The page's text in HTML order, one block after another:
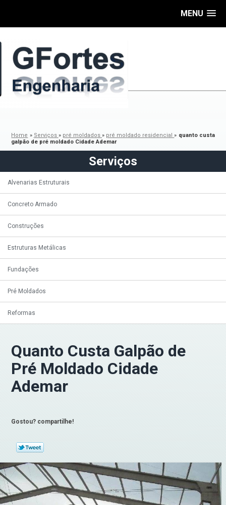
MENU
Home » Serviços » pré moldados» pré moldado residencial» quanto custa
galpão de pré moldado Cidade Ademar
Serviços
Alvenarias Estruturais
Concreto Armado
Construções
Estruturas Metálicas
Fundações
Pré Moldados
Reformas
Quanto Custa Galpão de
Pré Moldado Cidade
Ademar
Gostou? compartilhe!